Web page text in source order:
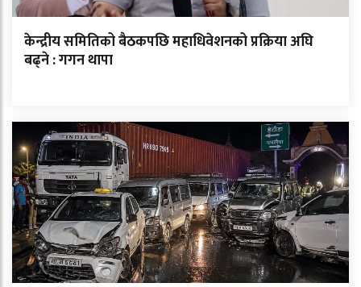
केन्द्रीय समितिको बैठकपछि महाधिवेशनको प्रक्रिया अघि
बढ्ने : गगन थापा